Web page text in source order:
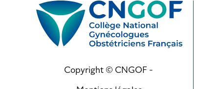
Copyright © CNGOF -